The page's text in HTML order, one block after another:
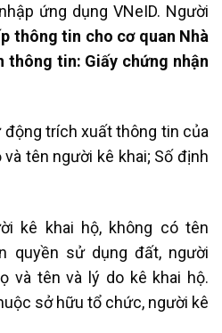
ứng dụng VNeID. Người
thông tin cho cơ quan Nhà
thông tin: Giấy chứng nhận
động trích xuất thông tin của
tên người kê khai; Số định
kê khai hộ, không có tên
quyền sử dụng đất, người
và tên và lý do kê khai hộ.
sở hữu tổ chức, người kê